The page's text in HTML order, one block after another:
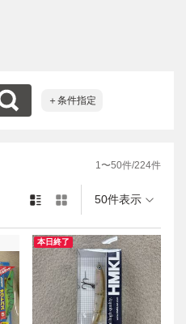
＋条件指定
1〜50件/224件
50件表示
本日終了